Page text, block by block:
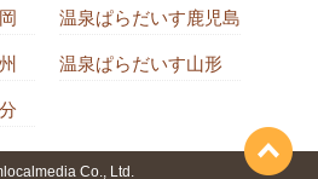
温泉ぱらだいす鹿児島
温泉ぱらだいす山形
Co., Ltd.